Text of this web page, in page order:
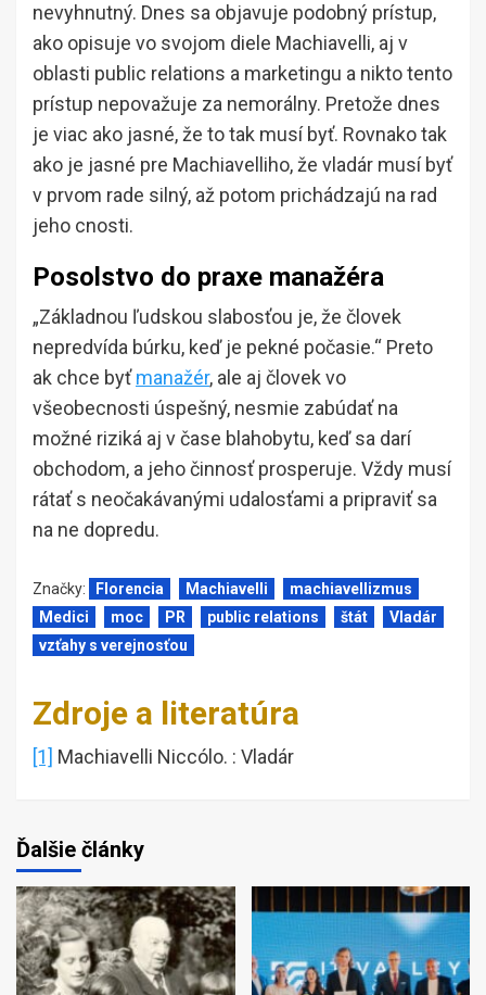
nevyhnutný. Dnes sa objavuje podobný prístup,
ako opisuje vo svojom diele Machiavelli, aj v
oblasti public relations a marketingu a nikto tento
prístup nepovažuje za nemorálny. Pretože dnes
je viac ako jasné, že to tak musí byť. Rovnako tak
ako je jasné pre Machiavelliho, že vladár musí byť
v prvom rade silný, až potom prichádzajú na rad
jeho cnosti.
Posolstvo do praxe manažéra
„Základnou ľudskou slabosťou je, že človek
nepredvída búrku, keď je pekné počasie.“ Preto
ak chce byťmanažér, ale aj človek vo
všeobecnosti úspešný, nesmie zabúdať na
možné riziká aj v čase blahobytu, keď sa darí
obchodom, a jeho činnosť prosperuje. Vždy musí
rátať s neočakávanými udalosťami a pripraviť sa
na ne dopredu.
Značky: Florencia Machiavelli
machiavellizmus
Medici
moc PR public relations štát
Vladár
vzťahy s verejnosťou
Zdroje a literatúra
[1] Machiavelli Niccólo. : Vladár
Ďalšie články